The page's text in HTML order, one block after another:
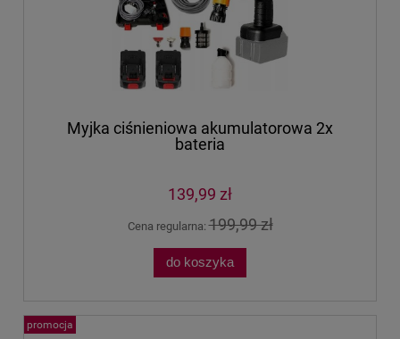
Myjka ciśnieniowa akumulatorowa 2x
bateria
139,99 zł
Cena regularna:199,99 zł
do koszyka
promocja